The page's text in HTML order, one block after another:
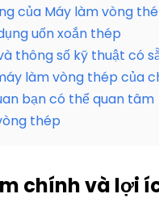
của Máy làm vòng
uốn xoắn thép
thông số kỹ thuật có
làm vòng thép của
bạn có thể quan tâm
thép
chính và lợi